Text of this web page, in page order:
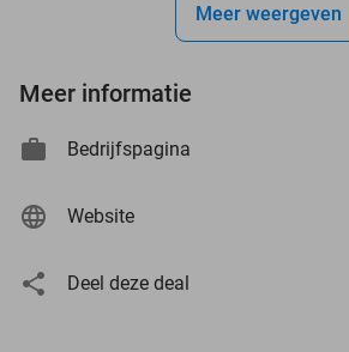
Meer weergeven
Meer informatie
Bedrijfspagina
Website
Deel deze deal